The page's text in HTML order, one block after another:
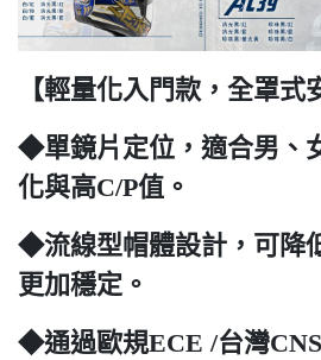
【輕量化入門款，全罩式
◆單鏡片定位，適合男、
化與高C/P值。
◆流線型帽體設計，可降
更加穩定。
◆通過歐規ECE /台灣